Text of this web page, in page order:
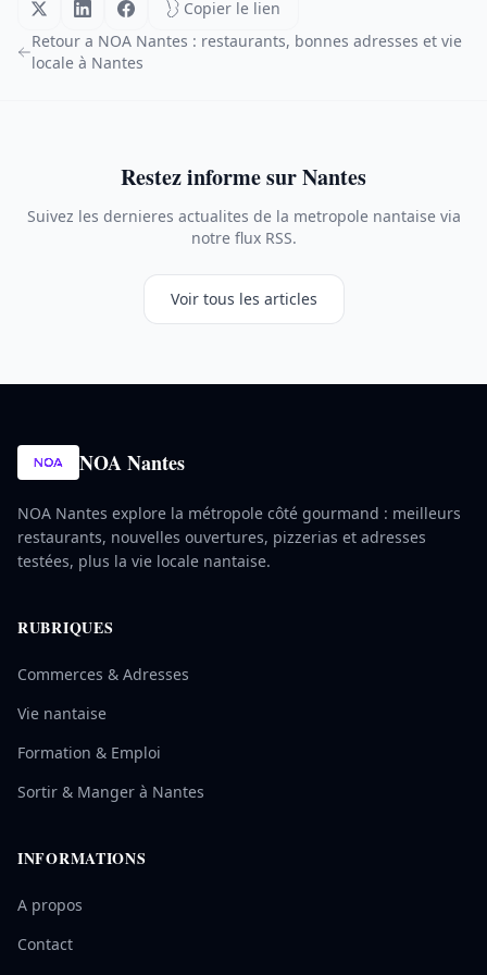
Copier le lien
Retour a NOA Nantes : restaurants, bonnes adresses et vie
locale à Nantes
Restez informe sur Nantes
Suivez les dernieres actualites de la metropole nantaise via
notre flux RSS.
Voir tous les articles
NOA Nantes
NOA Nantes explore la métropole côté gourmand : meilleurs
restaurants, nouvelles ouvertures, pizzerias et adresses
testées, plus la vie locale nantaise.
RUBRIQUES
Commerces & Adresses
Vie nantaise
Formation & Emploi
Sortir & Manger à Nantes
INFORMATIONS
A propos
Contact